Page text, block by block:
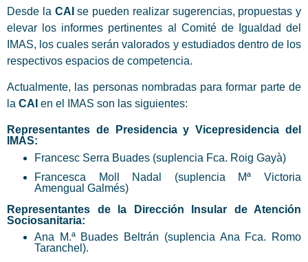
Desde la CAI se pueden realizar sugerencias, propuestas y
elevar los informes pertinentes al Comité de Igualdad del
IMAS, los cuales serán valorados y estudiados dentro de los
respectivos espacios de competencia.
Actualmente, las personas nombradas para formar parte de
la CAI en el IMAS son las siguientes:
Representantes de Presidencia y Vicepresidencia del
IMAS:
Francesc Serra Buades (suplencia Fca. Roig Gayà)
Francesca Moll Nadal (suplencia Mª Victoria
Amengual Galmés)
Representantes de la Dirección Insular de Atención
Sociosanitaria:
Ana M.ª Buades Beltrán (suplencia Ana Fca. Romo
Taranchel).